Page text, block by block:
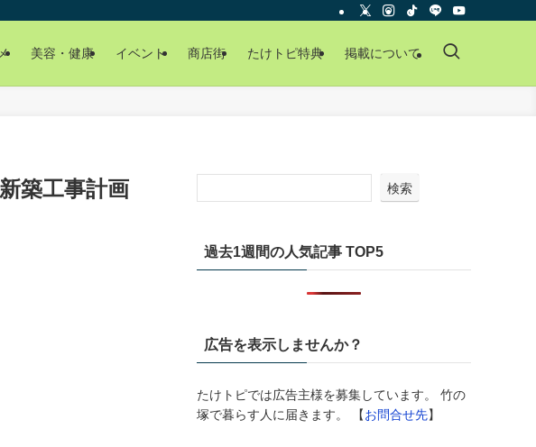
美容・健康 イベント 商店街 たけトピ特典 掲載について
築工事計画 検索
過去1週間の人気記事 TOP5
広告を表示しませんか？
たけトピでは広告主様を募集しています。 竹の
塚で暮らす人に届きます。 【お問合せ先】